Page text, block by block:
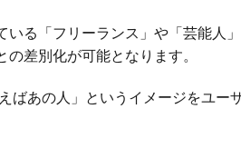
いる「フリーランス」や「芸能人
差別化が可能となります。
ばあの人」というイメージをユー